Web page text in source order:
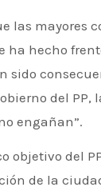
las mayores
ha hecho
sido
del PP,
engañan”.
objetivo del
de la